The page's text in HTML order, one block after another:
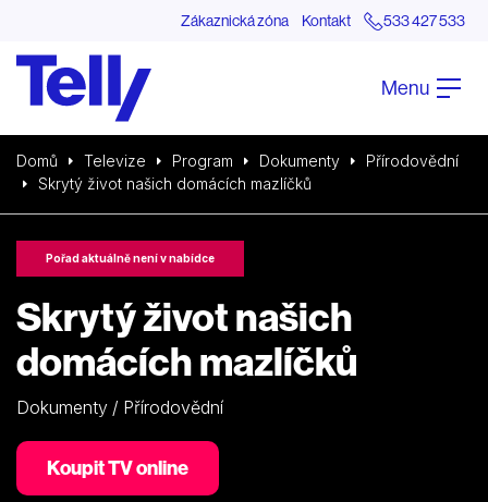
Zákaznická zóna Kontakt 533 427 533
Menu
Domů Televize Program Dokumenty
Přírodovědní
Skrytý život našich domácích mazlíčků
Pořad aktuálně není v nabídce
Skrytý život našich
domácích mazlíčků
Dokumenty / Přírodovědní
Koupit TV online